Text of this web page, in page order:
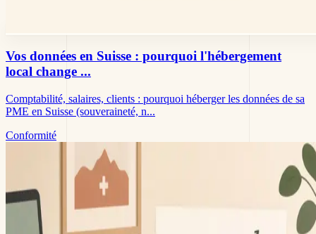
Vos données en Suisse : pourquoi l'hébergement
local change ...
Comptabilité, salaires, clients : pourquoi héberger les données de sa
PME en Suisse (souveraineté, n...
Conformité